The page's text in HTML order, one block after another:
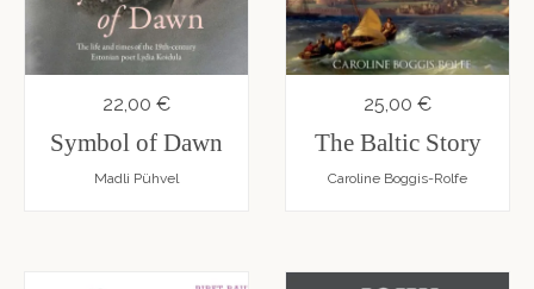
22,00 €
Symbol of Dawn
Madli Pühvel
25,00 €
The Baltic Story
Caroline Boggis-Rolfe